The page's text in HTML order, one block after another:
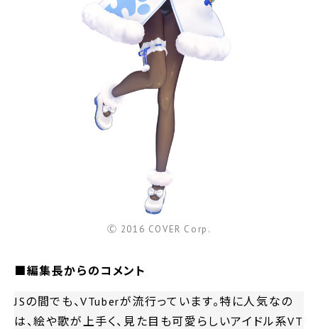
Ⓒ 2016 COVER Corp.
■編集長からのコメント
JSの間でも、VTuberが流行っています。特に人気なの
は、絵や歌が上手く、見た目も可愛らしいアイドル系VT